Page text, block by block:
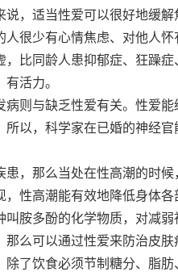
适当性爱可以很好地缓解
人很少有心情焦虑、对他人
，比同龄人患抑郁症、狂躁
活力。
与缺乏性爱有关。性爱能
所以，科学家在已婚的神经
那么当处在性高潮的时候
，性高潮能有效地降低身体
胺多酚的化学物质，对减弱
可以通过性爱来防治皮肤
除了饮食必须节制糖分、脂